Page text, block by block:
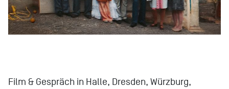
Film & Gespräch in Halle, Dresden, Würzburg,